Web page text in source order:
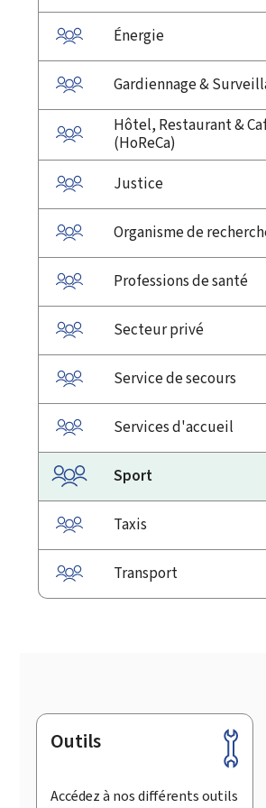
Énergie
Gardiennage &
Hôtel, Restaurant &
(HoReCa)
Justice
Organisme de
Professions de santé
Secteur privé
Service de secours
Services d'accueil
Sport
Taxis
Transport
Pied
page
Outils
Accédez à nos différents outils